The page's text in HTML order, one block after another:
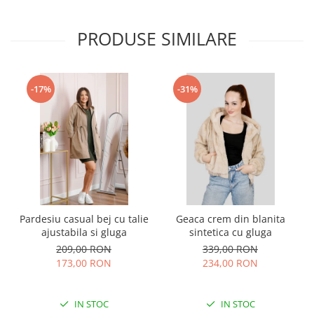
PRODUSE SIMILARE
-17%
Pardesiu casual bej cu talie
ajustabila si gluga
209,00 RON
173,00 RON
IN STOC
-31%
Geaca crem din blanita
sintetica cu gluga
339,00 RON
234,00 RON
IN STOC